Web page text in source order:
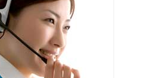
甸 138****5453驳运车2辆已发货
173****8894巡逻车6辆已发货
昌 171****1781货车2辆已发货